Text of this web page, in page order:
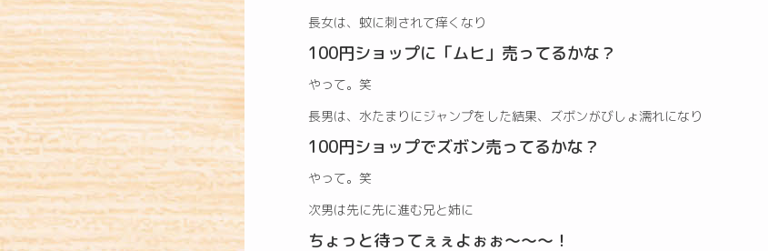
長女は、蚊に刺されて痒くなり
100円ショップに「ムヒ」売ってるかな？
やって。笑
長男は、水たまりにジャンプをした結果、ズボンがびしょ濡れになり
100円ショップでズボン売ってるかな？
やって。笑
次男は先に先に進む兄と姉に
ちょっと待ってぇぇよぉぉ〜〜〜！